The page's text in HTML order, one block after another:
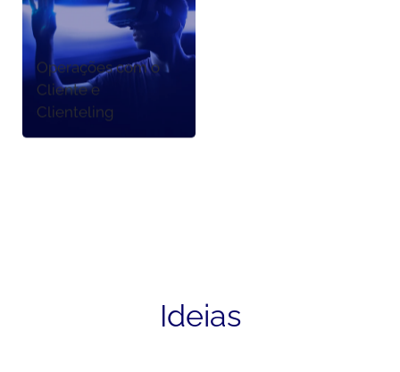
Operações com o
Cliente e
Clienteling
Ideias